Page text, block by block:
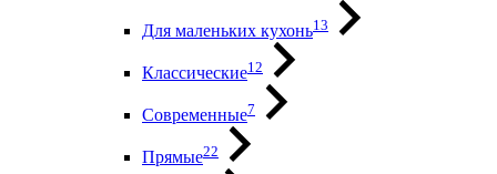
Для маленьких кухонь13
Классические12
Современные7
Прямые22